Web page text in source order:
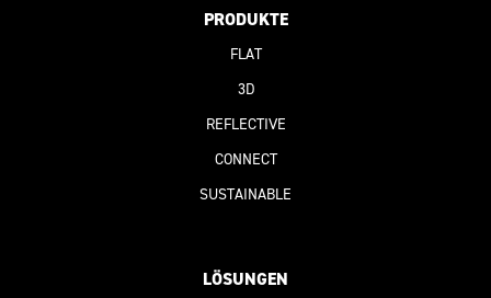
PRODUKTE
FLAT
3D
REFLECTIVE
CONNECT
SUSTAINABLE
LÖSUNGEN